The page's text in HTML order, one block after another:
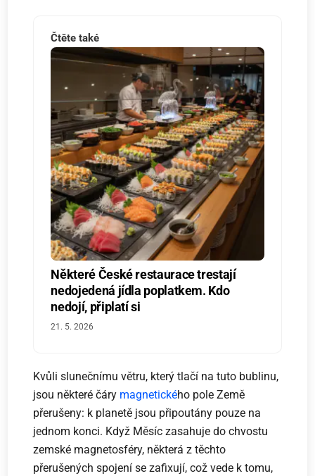
Čtěte také
Některé České restaurace trestají
nedojedená jídla poplatkem. Kdo
nedojí, připlatí si
21. 5. 2026
Kvůli slunečnímu větru, který tlačí na tuto bublinu,
jsou některé čáry magnetického pole Země
přerušeny: k planetě jsou připoutány pouze na
jednom konci. Když Měsíc zasahuje do chvostu
zemské magnetosféry, některá z těchto
přerušených spojení se zafixují, což vede k tomu,